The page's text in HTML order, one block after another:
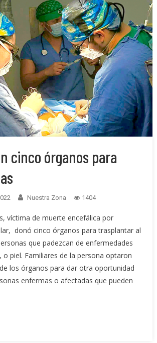
cinco órganos para
Nuestra Zona 1404
víctima de muerte encefálica por
donó cinco órganos para trasplantar al
que padezcan de enfermedades
o piel. Familiares de la persona optaron
los órganos para dar otra oportunidad
enfermas o afectadas que pueden